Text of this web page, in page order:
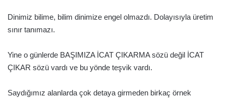
Dinimiz bilime, bilim dinimize engel olmazdı. Dolayısıyla üretim
sınır tanımazı.
Yine o günlerde BAŞIMIZA İCAT ÇIKARMA sözü değil İCAT
ÇIKAR sözü vardı ve bu yönde teşvik vardı.
Saydığımız alanlarda çok detaya girmeden birkaç örnek